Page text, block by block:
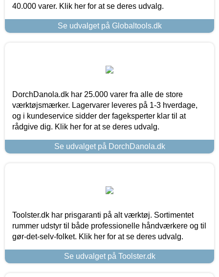
40.000 varer. Klik her for at se deres udvalg.
Se udvalget på Globaltools.dk
DorchDanola.dk har 25.000 varer fra alle de store
værktøjsmærker. Lagervarer leveres på 1-3 hverdage,
og i kundeservice sidder der fageksperter klar til at
rådgive dig. Klik her for at se deres udvalg.
Se udvalget på DorchDanola.dk
Toolster.dk har prisgaranti på alt værktøj. Sortimentet
rummer udstyr til både professionelle håndværkere og til
gør-det-selv-folket. Klik her for at se deres udvalg.
Se udvalget på Toolster.dk